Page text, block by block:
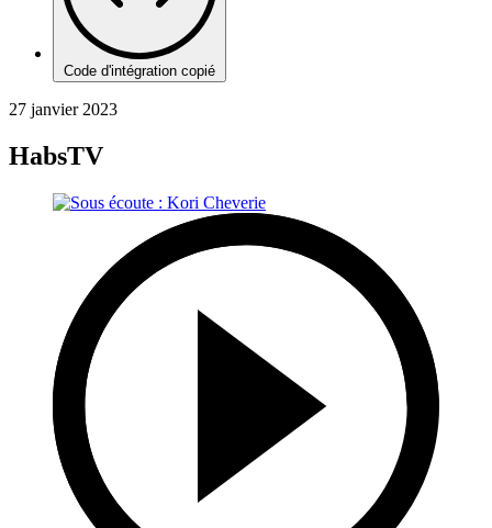
Code d'intégration copié
27 janvier 2023
HabsTV